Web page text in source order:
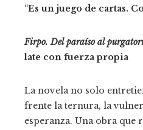
“Es un juego de cartas.
Firpo. Del paraíso al
late con fuerza propia
La novela no solo
frente la ternura, la
esperanza. Una obra que